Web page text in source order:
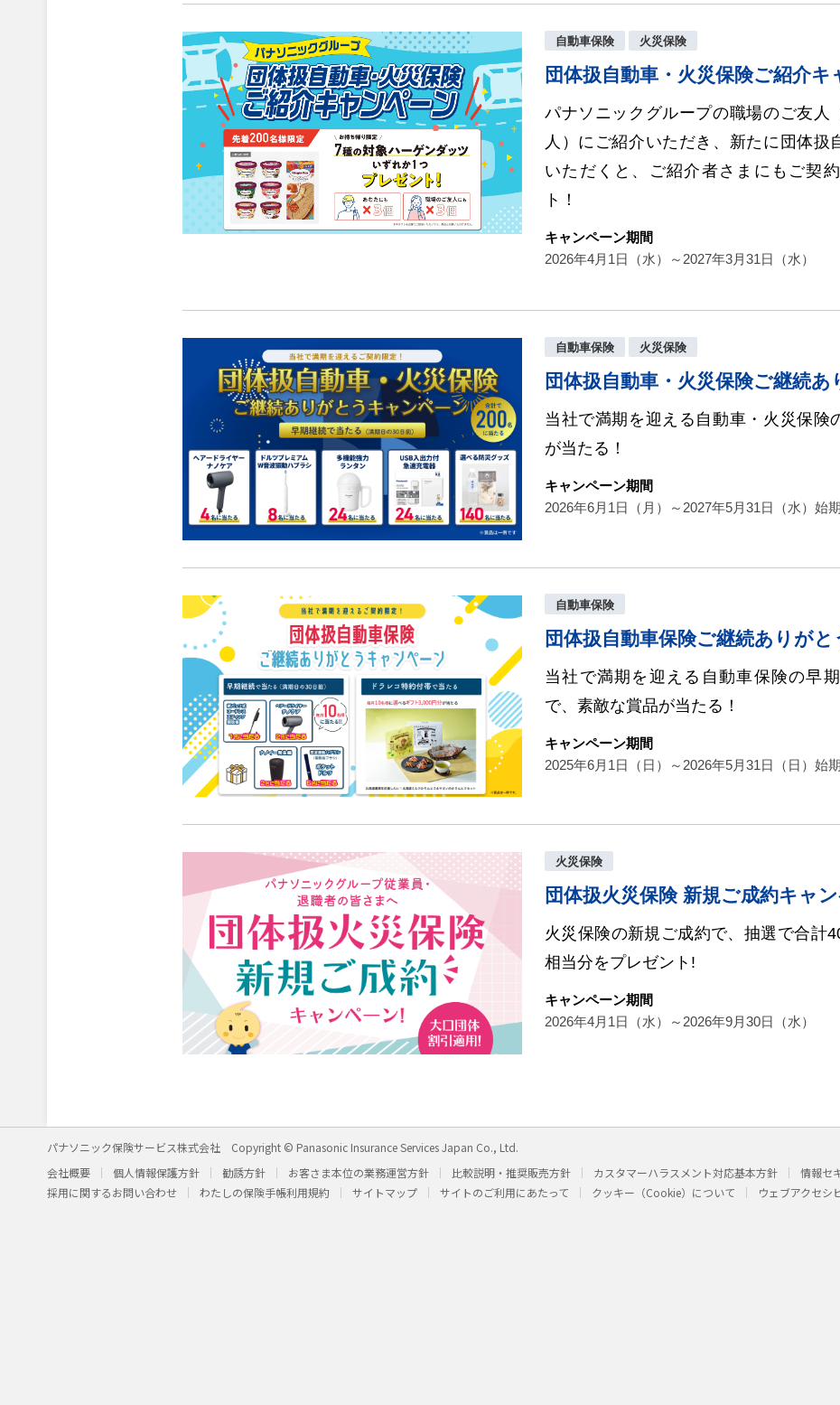
自動車保険 火災保険
団体扱自動車・火災保険ご紹介キ
パナソニックグループの職場のご友人
人）にご紹介いただき、新たに団体扱
いただくと、ご紹介者さまにもご契
ト！
キャンペーン期間
2026年4月1日（水）～2027年3月31日（水）
自動車保険 火災保険
団体扱自動車・火災保険ご継続
当社で満期を迎える自動車・火災保険
が当たる！
キャンペーン期間
2026年6月1日（月）～2027年5月31日（水）始
自動車保険
団体扱自動車保険ご継続ありが
当社で満期を迎える自動車保険の早
で、素敵な賞品が当たる！
キャンペーン期間
2025年6月1日（日）～2026年5月31日（日）始
火災保険
団体扱火災保険 新規ご成約キャ
火災保険の新規ご成約で、抽選で合計
相当分をプレゼント!
キャンペーン期間
2026年4月1日（水）～2026年9月30日（水）
パナソニック保険サービス株式会社
Copyright © Panasonic Insurance Services Japan Co., Ltd.
会社概要
個人情報保護方針 勧誘方針 お客さま本位の業務運営方針 比較説明・推奨販売方針 カスタマーハラスメント対応基本方針
情報セ
採用に関するお問い合わせ
わたしの保険手帳利用規約 サイトマップ サイトのご利用にあたって クッキー（Cookie）について ウェブアクセシ